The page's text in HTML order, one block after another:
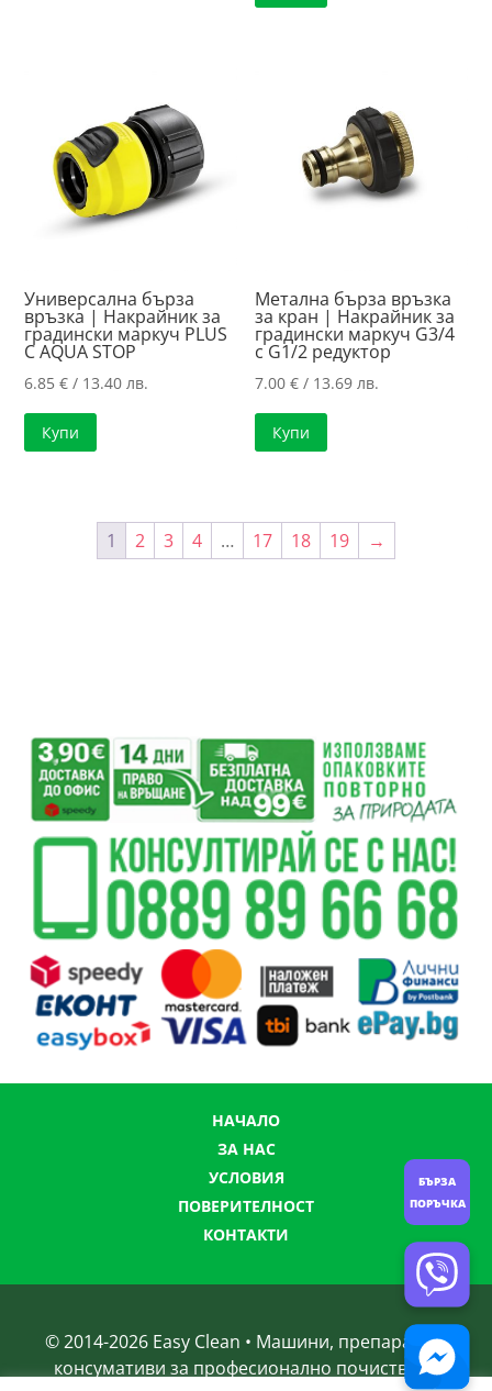
Универсална бърза
връзка | Накрайник за
градински маркуч PLUS
С AQUA STOP
6.85€ / 13.40 лв.
Купи
Метална бърза връзка
за кран | Накрайник за
градински маркуч G3/4
с G1/2 редуктор
7.00€ / 13.69 лв.
Купи
1 2 3 4 … 17 18 19 →
НАЧАЛО
ЗА НАС
УСЛОВИЯ
ПОВЕРИТЕЛНОСТ
КОНТАКТИ
© 2014-2026 Easy Clean • Машини, препарати и
консумативи за професионално почистване
БЪРЗА
ПОРЪЧКА